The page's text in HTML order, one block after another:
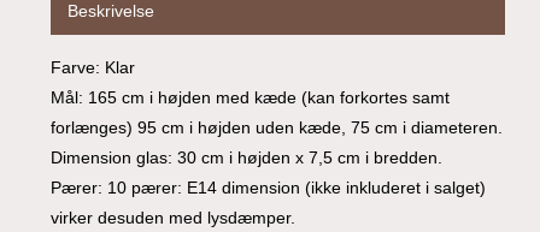
Beskrivelse
Farve: Klar
Mål: 165 cm i højden med kæde (kan forkortes samt
forlænges) 95 cm i højden uden kæde, 75 cm i diameteren.
Dimension glas: 30 cm i højden x 7,5 cm i bredden.
Pærer: 10 pærer: E14 dimension (ikke inkluderet i salget)
virker desuden med lysdæmper.